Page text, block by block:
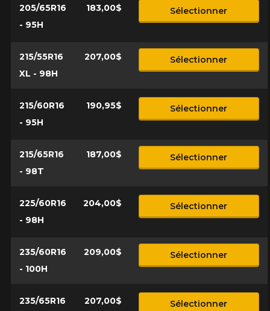
205/65R16
- 95H
183,00$ Sélectionner
215/55R16
XL - 98H
207,00$ Sélectionner
215/60R16
- 95H
190,95$ Sélectionner
215/65R16
- 98T
187,00$ Sélectionner
225/60R16
- 98H
204,00$ Sélectionner
235/60R16
- 100H
209,00$ Sélectionner
235/65R16
207,00$ Sélectionner